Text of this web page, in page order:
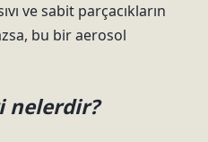
ve sabit parçacıkların
bu bir aerosol
nelerdir?